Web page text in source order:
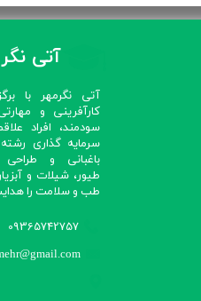
آتی نگر
آتی نگرمهر با
کارآفرینی و
سودمند، افراد
سرمایه گذاری
باغبانی و
طیور، شیلات و
طب و سلامت را
09365742757